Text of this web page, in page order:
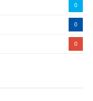
0
0
0